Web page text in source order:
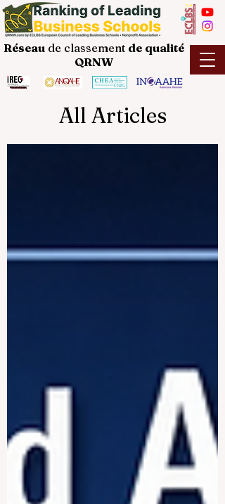
Réseau de classement de qualité
QRNW
All Articles